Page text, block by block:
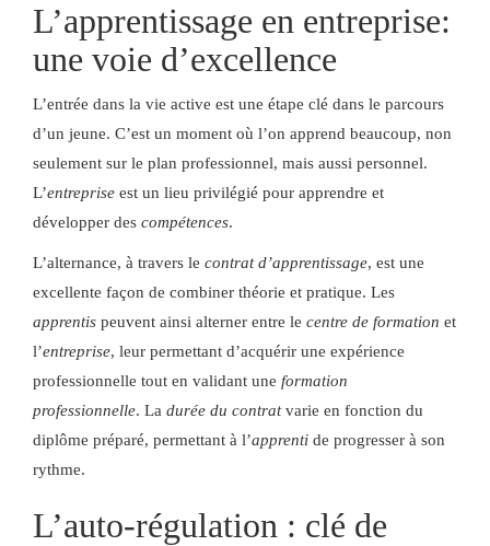
L’apprentissage en entreprise:
une voie d’excellence
L’entrée dans la vie active est une étape clé dans le parcours
d’un jeune. C’est un moment où l’on apprend beaucoup, non
seulement sur le plan professionnel, mais aussi personnel.
L’entreprise est un lieu privilégié pour apprendre et
développer des compétences.
L’alternance, à travers le contrat d’apprentissage, est une
excellente façon de combiner théorie et pratique. Les
apprentis peuvent ainsi alterner entre le centre de formation et
l’entreprise, leur permettant d’acquérir une expérience
professionnelle tout en validant une formation
professionnelle. La durée du contratvarie en fonction du
diplôme préparé, permettant à l’apprenti de progresser à son
rythme.
L’auto-régulation : clé de